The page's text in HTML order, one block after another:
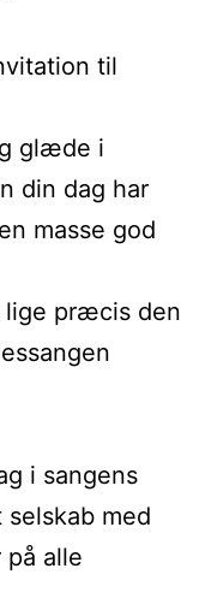
til
glæde i
din dag har
masse god
lige præcis den
i sangens
med
på alle